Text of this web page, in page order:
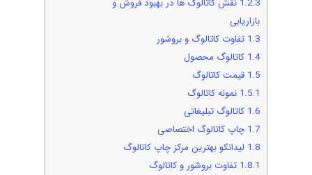
بازاریابی
1.3 تفاوت کاتالوگ و بروشور
1.4 کاتالوگ محصول
1.5 قیمت کاتالوگ
1.5.1 نمونه کاتالوگ
1.6 کاتالوگ تبلیغاتی
1.7 چاپ کاتالوگ اختصاصی
1.8 لیدانکو بهترین مرکز چاپ کاتالوگ
1.8.1 تفاوت بروشور و کاتالوگ